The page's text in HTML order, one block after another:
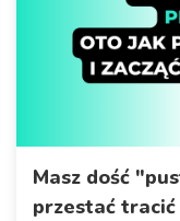
Masz dość
przestać tracić